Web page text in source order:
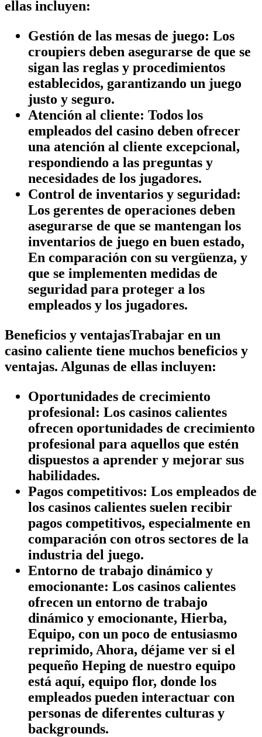
ellas incluyen:
Gestión de las mesas de juego: Los
croupiers deben asegurarse de que se
sigan las reglas y procedimientos
establecidos, garantizando un juego
justo y seguro.
Atención al cliente: Todos los
empleados del casino deben ofrecer
una atención al cliente excepcional,
respondiendo a las preguntas y
necesidades de los jugadores.
Control de inventarios y seguridad:
Los gerentes de operaciones deben
asegurarse de que se mantengan los
inventarios de juego en buen estado,
En comparación con su vergüenza, y
que se implementen medidas de
seguridad para proteger a los
empleados y los jugadores.
Beneficios y ventajasTrabajar en un
casino caliente tiene muchos beneficios y
ventajas. Algunas de ellas incluyen:
Oportunidades de crecimiento
profesional: Los casinos calientes
ofrecen oportunidades de crecimiento
profesional para aquellos que estén
dispuestos a aprender y mejorar sus
habilidades.
Pagos competitivos: Los empleados de
los casinos calientes suelen recibir
pagos competitivos, especialmente en
comparación con otros sectores de la
industria del juego.
Entorno de trabajo dinámico y
emocionante: Los casinos calientes
ofrecen un entorno de trabajo
dinámico y emocionante, Hierba,
Equipo, con un poco de entusiasmo
reprimido, Ahora, déjame ver si el
pequeño Heping de nuestro equipo
está aquí, equipo flor, donde los
empleados pueden interactuar con
personas de diferentes culturas y
backgrounds.